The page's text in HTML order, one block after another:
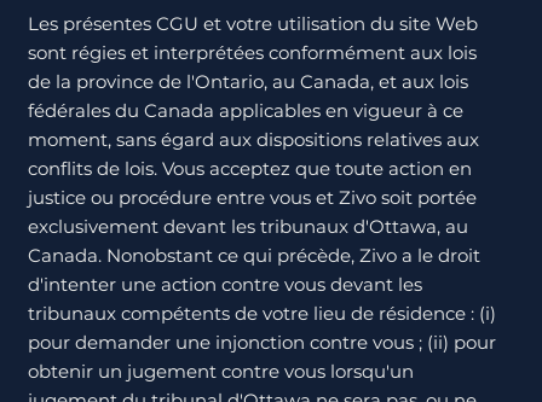
Les présentes CGU et votre utilisation du site Web
sont régies et interprétées conformément aux lois
de la province de l'Ontario, au Canada, et aux lois
fédérales du Canada applicables en vigueur à ce
moment, sans égard aux dispositions relatives aux
conflits de lois. Vous acceptez que toute action en
justice ou procédure entre vous et Zivo soit portée
exclusivement devant les tribunaux d'Ottawa, au
Canada. Nonobstant ce qui précède, Zivo a le droit
d'intenter une action contre vous devant les
tribunaux compétents de votre lieu de résidence : (i)
pour demander une injonction contre vous ; (ii) pour
obtenir un jugement contre vous lorsqu'un